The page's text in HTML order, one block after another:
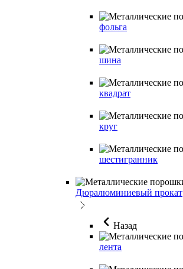
фольга
шина
квадрат
круг
шестигранник
Дюралюминиевый прокат
Назад
лента